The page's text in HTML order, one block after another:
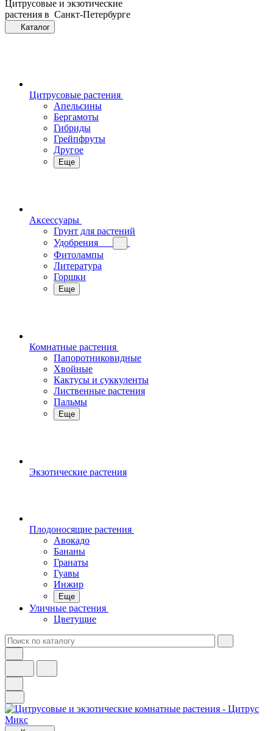
Цитрусовые и экзотические
растения в Санкт-Петербурге
Каталог
Цитрусовые растения
Апельсины
Бергамоты
Гибриды
Грейпфруты
Другое
Еще
Аксессуары
Грунт для растений
Удобрения
Фитолампы
Литература
Горшки
Еще
Комнатные растения
Папоротниковидные
Хвойные
Кактусы и суккуленты
Лиственные растения
Пальмы
Еще
Экзотические растения
Плодоносящие растения
Авокадо
Бананы
Гранаты
Гуавы
Инжир
Еще
Уличные растения
Цветущие